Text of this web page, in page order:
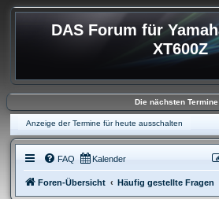
DAS Forum für
XT600Z
Die nächsten Termine
Anzeige der Termine für heute ausschalten
FAQ Kalender
Foren-Übersicht Häufig gestellte Fragen